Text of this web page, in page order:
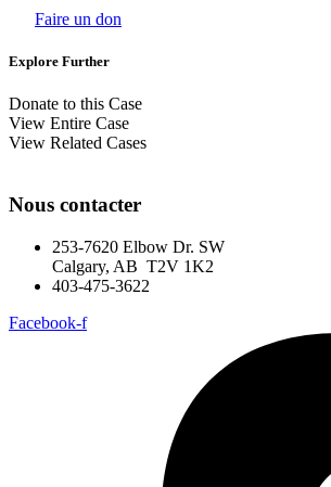
Faire un don
Explore Further
Donate to this Case
View Entire Case
View Related Cases
Nous contacter
253-7620 Elbow Dr. SW
Calgary, AB T2V 1K2
403-475-3622
Facebook-f